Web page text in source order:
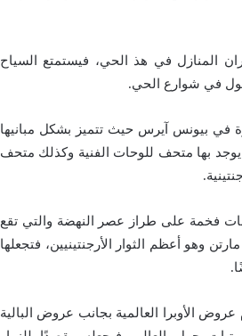
المنازل في هذ الحي، فيستمتع السياح
في شوارع الحي.
في بيونس آيرس حيث تتميز بشكل مبانيها
بها متحف للوحات الفنية وكذلك متحف
فخمة على طراز عصر النهضة والتي تقع
وهو أعظم الثوار الأرجنتينيين، فتجعلها
الأوبرا العالمية بجانب عروض البالية